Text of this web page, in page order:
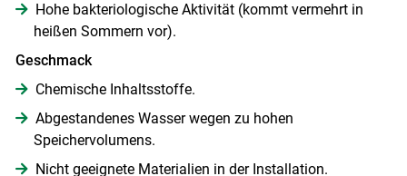
Hohe bakteriologische Aktivität (kommt vermehrt in
heißen Sommern vor).
Geschmack
Chemische Inhaltsstoffe.
Abgestandenes Wasser wegen zu hohen
Speichervolumens.
Nicht geeignete Materialien in der Installation.